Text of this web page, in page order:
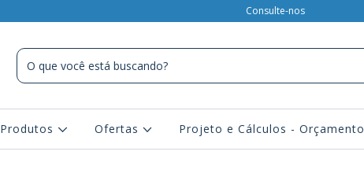
Consulte-nos
Produtos Ofertas Projeto e Cálculos - Orçamento